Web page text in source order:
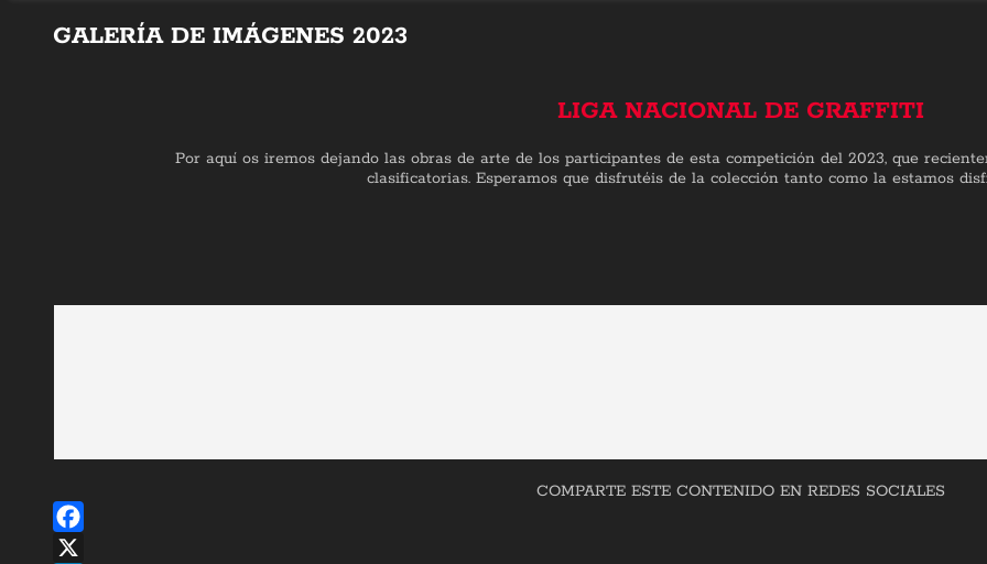
GALERÍA DE IMÁGENES 2023
LIGA NACIONAL DE GRAFFITI
Por aquí os iremos dejando las obras de arte de los participantes de esta competición del 2023, que
clasificatorias. Esperamos que disfrutéis de la colección tanto como la estamos
COMPARTE ESTE CONTENIDO EN REDES SOCIALES